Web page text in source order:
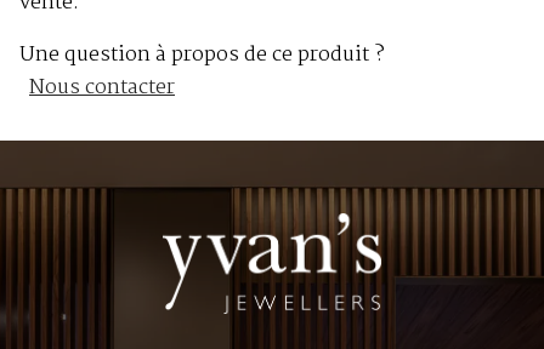
Une question à propos de ce produit ?
Nous contacter